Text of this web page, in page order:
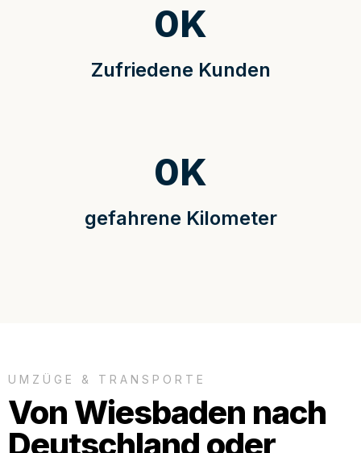
Zufriedene Kunden
0K
gefahrene Kilometer
0K
UMZÜGE & TRANSPORTE
Von Wiesbaden nach
Deutschland oder